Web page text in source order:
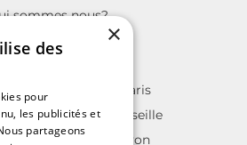
sommes nous?
charte Interkab
immobilières sur Paris
sur Marseille
immobilières sur Lyon
×
des
pour
les publicités et
partageons